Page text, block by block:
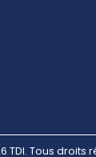
TDI. Tous droits